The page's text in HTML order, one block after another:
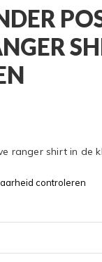
ranger shirt in de
controleren